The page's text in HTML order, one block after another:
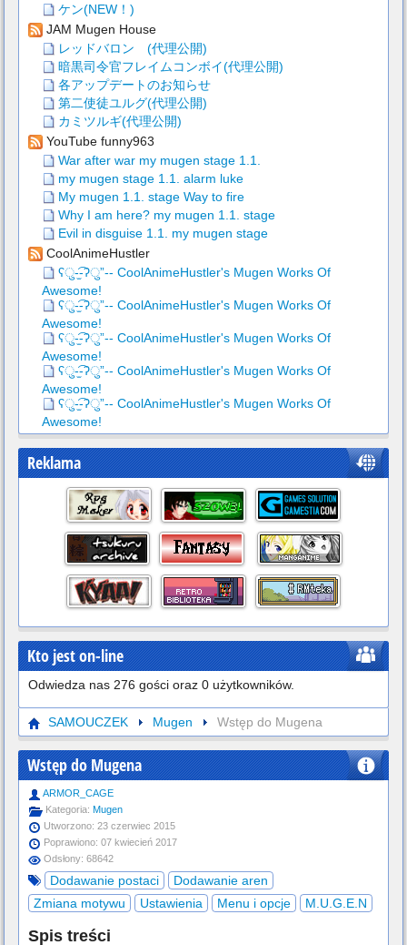
ケン(NEW！)
JAM Mugen House
レッドバロン (代理公開)
暗黒司令官フレイムコンボイ(代理公開)
各アップデートのお知らせ
第二使徒ユルグ(代理公開)
カミツルギ(代理公開)
YouTube funny963
War after war my mugen stage 1.1.
my mugen stage 1.1. alarm luke
My mugen 1.1. stage Way to fire
Why I am here? my mugen 1.1. stage
Evil in disguise 1.1. my mugen stage
CoolAnimeHustler
ʕु-̫͡-ʔु”-- CoolAnimeHustler's Mugen Works Of
Awesome!
ʕु-̫͡-ʔु”-- CoolAnimeHustler's Mugen Works Of
Awesome!
ʕु-̫͡-ʔु”-- CoolAnimeHustler's Mugen Works Of
Awesome!
ʕु-̫͡-ʔु”-- CoolAnimeHustler's Mugen Works Of
Awesome!
ʕु-̫͡-ʔु”-- CoolAnimeHustler's Mugen Works Of
Awesome!
Reklama
Kto jest on-line
Odwiedza nas 276 gości oraz 0 użytkowników.
SAMOUCZEK Mugen Wstęp do Mugena
Wstęp do Mugena
ARMOR_CAGE
Kategoria: Mugen
Utworzono: 23 czerwiec 2015
Poprawiono: 07 kwiecień 2017
Odsłony: 68642
Dodawanie postaci
Dodawanie aren
Zmiana motywu
Ustawienia Menu i opcje M.U.G.E.N
Spis treści